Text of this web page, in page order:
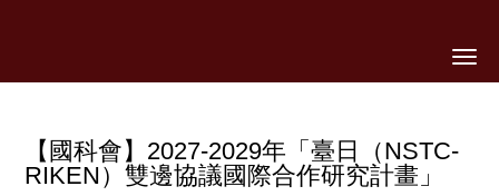
【國科會】2027-2029年「臺日（NSTC-
RIKEN）雙邊協議國際合作研究計畫」